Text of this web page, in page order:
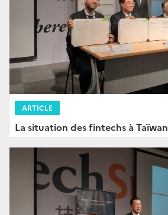
ARTICLE
La situation des fintechs à Taïwan